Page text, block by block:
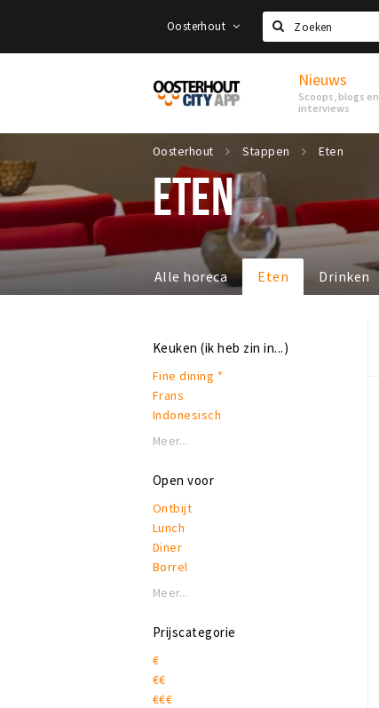
Oosterhout
Zoeken
Proef
Oosterhout
Nieuws
Scoops, blogs en
interviews
Oosterhout Stappen Eten
ETEN
Alle horeca Eten Drinken
Keuken (ik heb zin in...)
Fine dining *
Frans
Indonesisch
Internationaal
Koffie, lunch & lekkers
Latijns-Amerikaans
Mediterraan
Moors
Nederlands - Belgisch
Oosters - Orientaal
Pannenkoeken
Streetfood
Meer...
Open voor
Ontbijt
Lunch
Diner
Borrel
Meer...
Prijscategorie
€
€€
€€€